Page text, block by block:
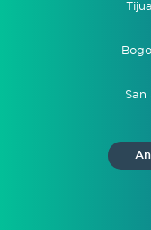
San